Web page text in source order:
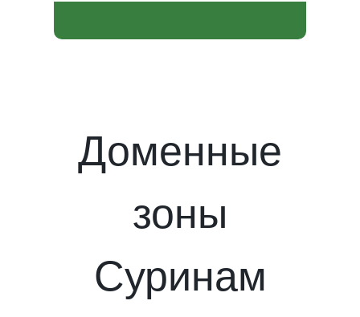
Доменные
зоны
Суринам